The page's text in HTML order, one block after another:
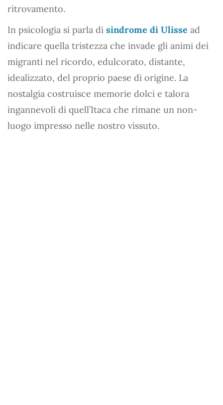
ritrovamento.
In psicologia si parla di sindrome di Ulisse ad
indicare quella tristezza che invade gli animi dei
migranti nel ricordo, edulcorato, distante,
idealizzato, del proprio paese di origine. La
nostalgia costruisce memorie dolci e talora
ingannevoli di quell’Itaca che rimane un non-
luogo impresso nelle nostro vissuto.